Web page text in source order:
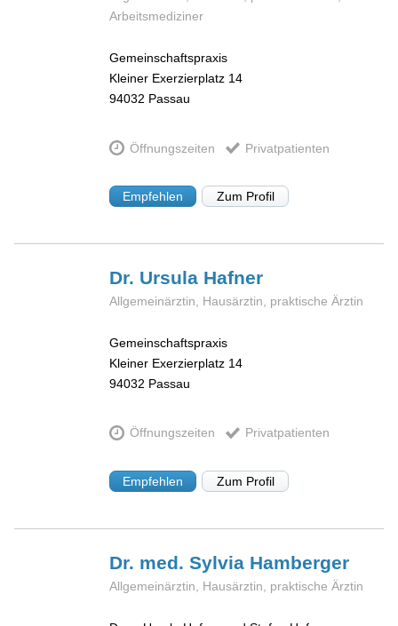
Arbeitsmediziner
Gemeinschaftspraxis
Kleiner Exerzierplatz 14
94032 Passau
Öffnungszeiten Privatpatienten
Empfehlen Zum Profil
Dr. Ursula Hafner
Allgemeinärztin, Hausärztin, praktische Ärztin
Gemeinschaftspraxis
Kleiner Exerzierplatz 14
94032 Passau
Öffnungszeiten Privatpatienten
Empfehlen Zum Profil
Dr. med. Sylvia Hamberger
Allgemeinärztin, Hausärztin, praktische Ärztin